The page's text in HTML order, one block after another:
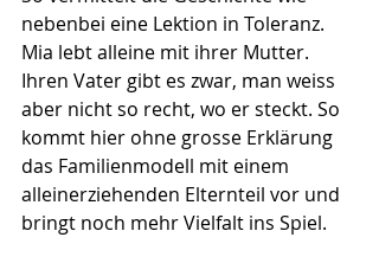
nebenbei eine Lektion in Toleranz.
Mia lebt alleine mit ihrer Mutter.
Ihren Vater gibt es zwar, man weiss
aber nicht so recht, wo er steckt. So
kommt hier ohne grosse Erklärung
das Familienmodell mit einem
alleinerziehenden Elternteil vor und
bringt noch mehr Vielfalt ins Spiel.